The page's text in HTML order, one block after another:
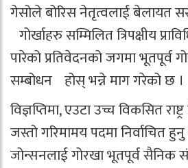
गेसोले बोरिस नेतृत्वलाई बेलायत
गोर्खाहरु सम्मिलित त्रिपक्षीय
पारेको प्रतिवेदनको जगमा भूतपूर्व
सम्बोधन होस् भन्ने माग गरेको छ ।
विज्ञप्तिमा, एउटा उच्च विकसित
जस्तो गरिमामय पदमा निर्वाचित
जोन्सनलाई गोरखा भूतपूर्व सैनिक